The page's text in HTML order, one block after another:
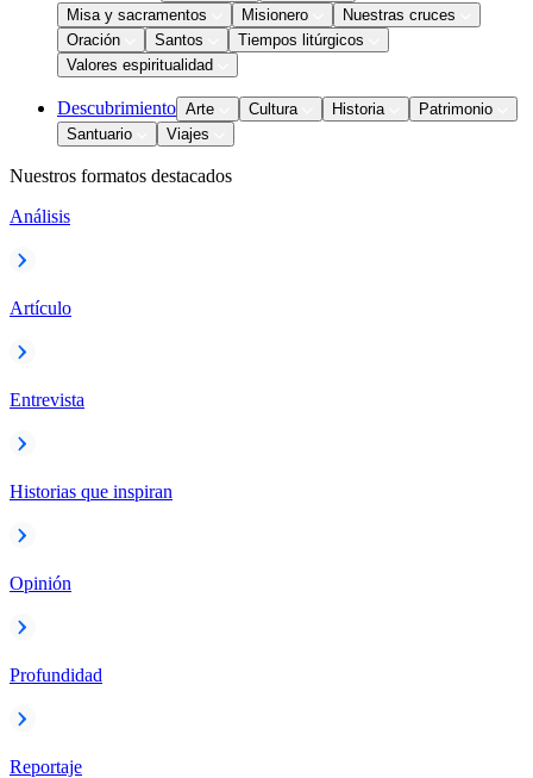
Misa y sacramentos
Misionero
Nuestras cruces
Oración
Santos
Tiempos litúrgicos
Valores espiritualidad
Descubrimiento Arte Cultura Historia
Patrimonio
Santuario
Viajes
Nuestros formatos destacados
Análisis
Artículo
Entrevista
Historias que inspiran
Opinión
Profundidad
Reportaje